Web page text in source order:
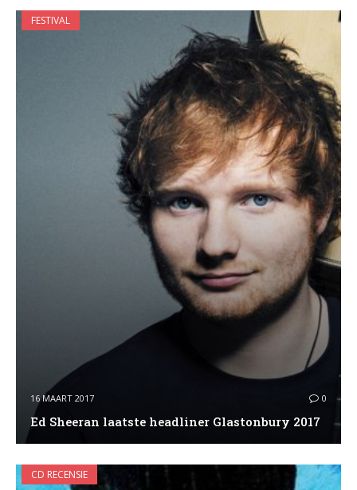
FESTIVAL
16 MAART 2017 0
Ed Sheeran laatste headliner Glastonbury 2017
CD RECENSIE